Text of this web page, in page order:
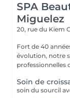
SPA
Miguelez
20, rue du Kiem
Fort de 40
évolution, notre
professionnelles
Soin de